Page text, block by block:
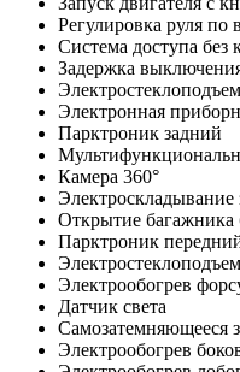
Регулировка руля по
Система доступа без
Задержка
Электронная
Парктроник задний
Камера 360°
Электроскладывание
Открытие
Парктроник
Электрообогрев
Датчик света
Самозатемняющееся
Электрообогрев